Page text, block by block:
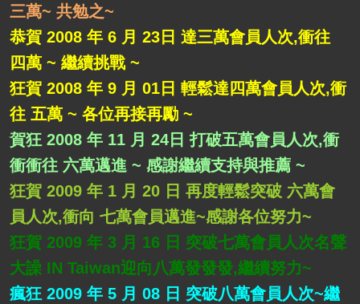
三萬~ 共勉之~
恭賀 2008 年 6 月 23日 達三萬會員人次,衝往
四萬 ~ 繼續挑戰 ~
狂賀 2008 年 9 月 01日 輕鬆達四萬會員人次,衝
往 五萬 ~ 各位再接再勵 ~
賀狂 2008 年 11 月 24日 打破五萬會員人次,衝
衝衝往 六萬邁進 ~ 感謝繼續支持與推薦 ~
狂賀 2009 年 1 月 20 日 再度輕鬆突破 六萬會
員人次,衝向 七萬會員邁進~感謝各位努力~
狂賀 2009 年 3 月 16 日 突破七萬會員人次名聲
大譟 IN Taiwan迎向八萬發發發,繼續努力~
瘋狂 2009 年 5 月 08 日 突破八萬會員人次~繼